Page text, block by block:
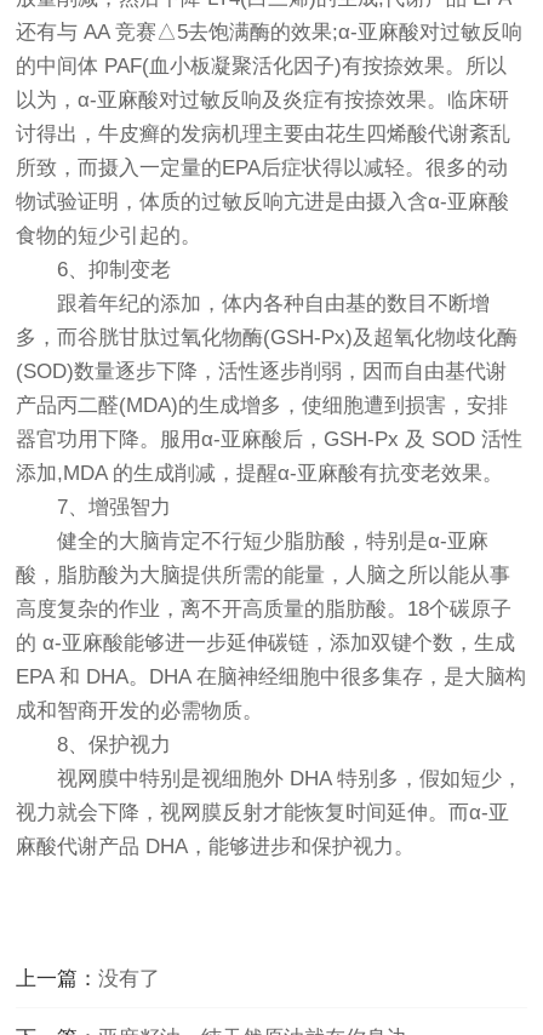
还有与 AA 竞赛△5去饱满酶的效果;α-亚麻酸对过敏反响
的中间体 PAF(血小板凝聚活化因子)有按捺效果。所以
以为，α-亚麻酸对过敏反响及炎症有按捺效果。临床研
讨得出，牛皮癣的发病机理主要由花生四烯酸代谢紊乱
所致，而摄入一定量的EPA后症状得以减轻。很多的动
物试验证明，体质的过敏反响亢进是由摄入含α-亚麻酸
食物的短少引起的。
6、抑制变老
跟着年纪的添加，体内各种自由基的数目不断增
多，而谷胱甘肽过氧化物酶(GSH-Px)及超氧化物歧化酶
(SOD)数量逐步下降，活性逐步削弱，因而自由基代谢
产品丙二醛(MDA)的生成增多，使细胞遭到损害，安排
器官功用下降。服用α-亚麻酸后，GSH-Px 及 SOD 活性
添加,MDA 的生成削减，提醒α-亚麻酸有抗变老效果。
7、增强智力
健全的大脑肯定不行短少脂肪酸，特别是α-亚麻
酸，脂肪酸为大脑提供所需的能量，人脑之所以能从事
高度复杂的作业，离不开高质量的脂肪酸。18个碳原子
的 α-亚麻酸能够进一步延伸碳链，添加双键个数，生成
EPA 和 DHA。DHA 在脑神经细胞中很多集存，是大脑构
成和智商开发的必需物质。
8、保护视力
视网膜中特别是视细胞外 DHA 特别多，假如短少，
视力就会下降，视网膜反射才能恢复时间延伸。而α-亚
麻酸代谢产品 DHA，能够进步和保护视力。
上一篇：没有了